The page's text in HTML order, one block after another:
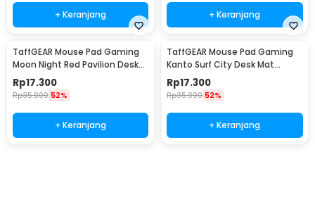
+ Keranjang + Keranjang
TaffGEAR Mouse Pad Gaming
Moon Night Red Pavilion Desk
Mat 300x600x3mm - YL-515
Rp17.300
Rp35.900 52%
+ Keranjang
TaffGEAR Mouse Pad Gaming
Kanto Surf City Desk Mat
300x600x3mm - YL-650
Rp17.300
Rp35.900 52%
+ Keranjang